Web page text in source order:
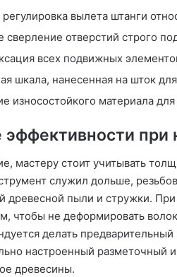
вылета штанги
сверление отверстий строго
всех подвижных
шкала, нанесенная на шток
износостойкого материала
при
мастеру стоит учитывать
служил дольше,
древесной пыли и стружки.
чтобы не деформировать
делать
настроенный разметочный
древесины.